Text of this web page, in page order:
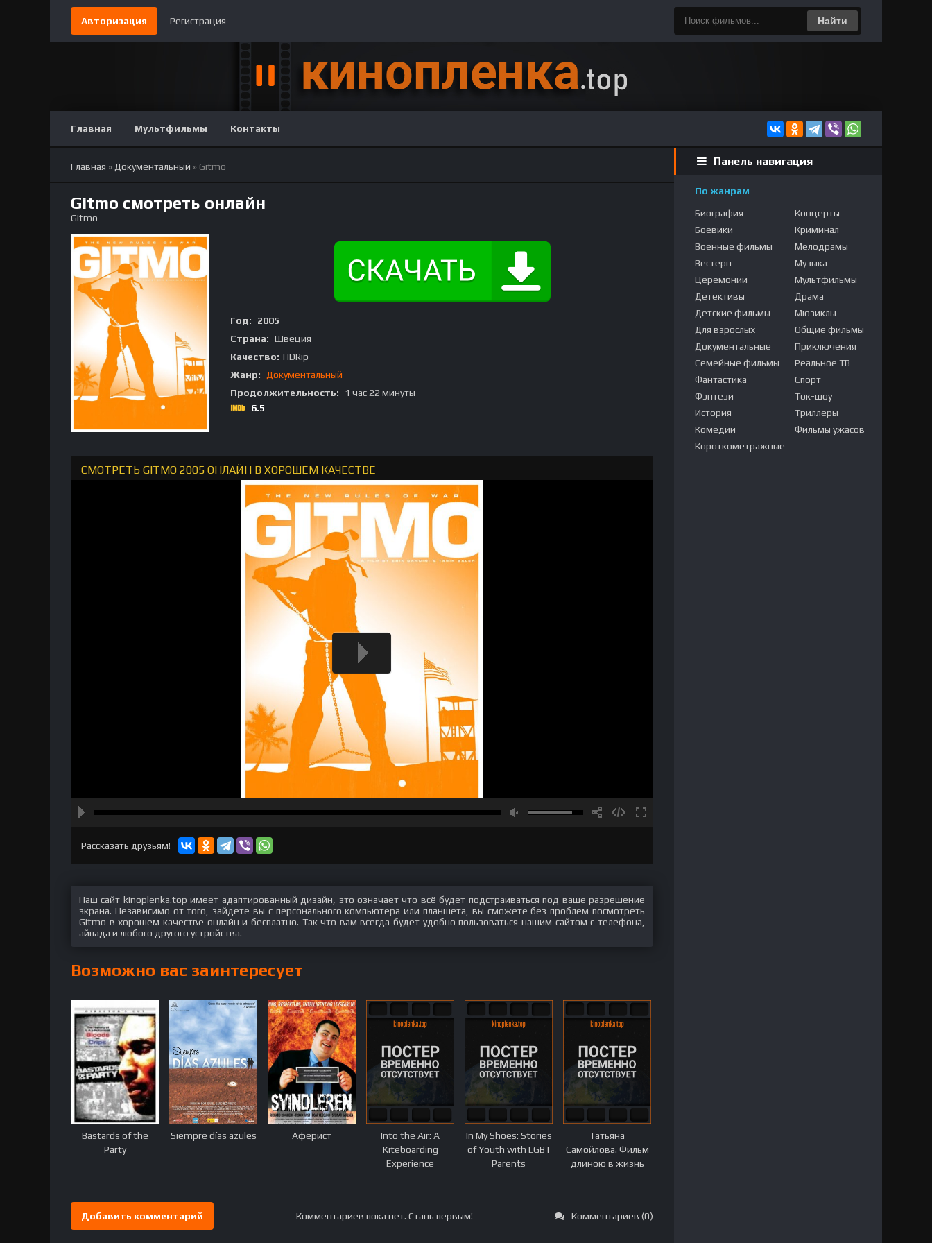
Авторизация Регистрация Найти
Главная Мультфильмы Контакты
Главная » Документальный » Gitmo
Gitmo смотреть онлайн
Gitmo
Год:
2005
Страна: Швеция
Качество: HDRip
Жанр:
Документальный
Продолжительность:
1 час 22 минуты
6.5
СМОТРЕТЬ GITMO 2005 ОНЛАЙН В ХОРОШЕМ КАЧЕСТВЕ
Рассказать друзьям!
Наш сайт kinoplenka.top имеет адаптированный дизайн, это означает что всё будет подстраиваться под ваше разрешение
экрана. Независимо от того, зайдете вы с персонального компьютера или планшета, вы сможете без проблем посмотреть
Gitmo в хорошем качестве онлайн и бесплатно. Так что вам всегда будет удобно пользоваться нашим сайтом с телефона,
айпада и любого другого устройства.
Возможно вас заинтересует
Bastards of the
Party
Siempre días azules Аферист
Into the Air: A
Kiteboarding
Experience
In My Shoes: Stories
of Youth with LGBT
Parents
Татьяна
Самойлова. Фильм
длиною в жизнь
Добавить комментарий Комментариев пока нет. Стань первым! Комментариев (0)
Панель навигация
По жанрам
Биография
Боевики
Военные фильмы
Вестерн
Церемонии
Детективы
Детские фильмы
Для взрослых
Документальные
Семейные фильмы
Фантастика
Фэнтези
История
Комедии
Короткометражные
Концерты
Криминал
Мелодрамы
Музыка
Мультфильмы
Драма
Мюзиклы
Общие фильмы
Приключения
Реальное ТВ
Спорт
Ток-шоу
Триллеры
Фильмы ужасов